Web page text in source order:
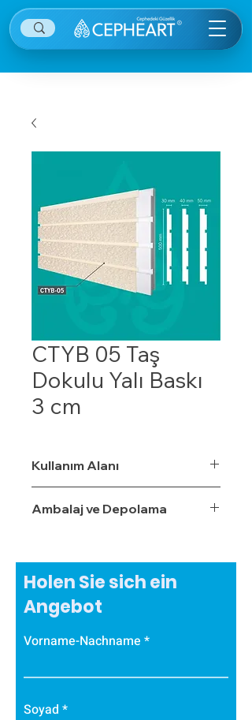
CTYB 05 Taş
Dokulu Yalı Baskı
3 cm
Kullanım Alanı
Ambalaj ve Depolama
Holen Sie sich ein
Angebot
Vorname-Nachname
Soyad